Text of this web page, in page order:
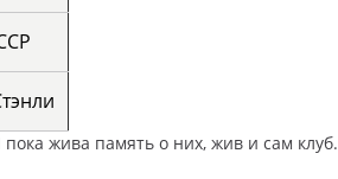
жива память о них, жив и сам клуб.